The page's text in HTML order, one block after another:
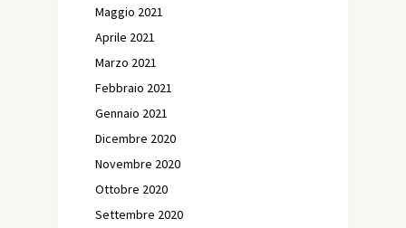
Maggio 2021
Aprile 2021
Marzo 2021
Febbraio 2021
Gennaio 2021
Dicembre 2020
Novembre 2020
Ottobre 2020
Settembre 2020